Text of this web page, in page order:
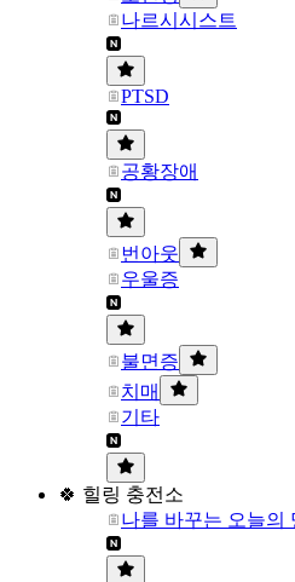
나르시시스트
PTSD
공황장애
번아웃
우울증
불면증
치매
기타
🍀 힐링 충전소
나를 바꾸는 오늘의